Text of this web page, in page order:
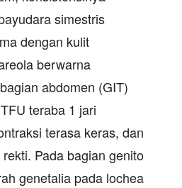
simestris
dengan kulit
berwarna
abdomen (GIT)
teraba 1 jari
terasa keras, dan
Pada bagian genito
genetalia pada lochea